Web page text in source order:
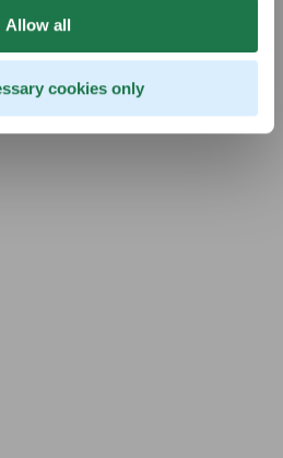
Allow all
cookies only